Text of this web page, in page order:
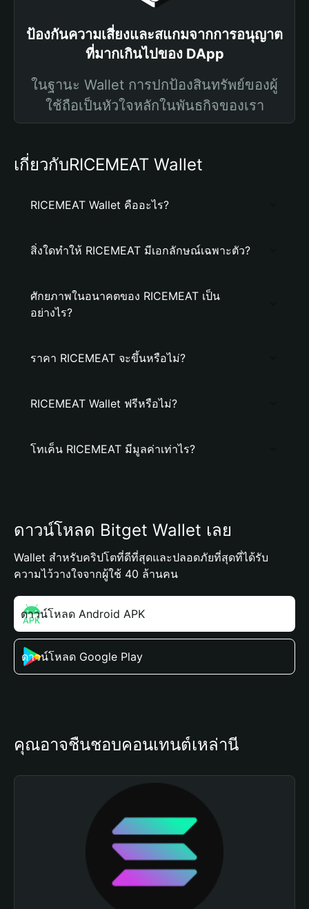
ป้องกันความเสี่ยงและสแกมจากการอนุญาต
ที่มากเกินไปของ DApp
ในฐานะ Wallet การปกป้องสินทรัพย์ของผู้
ใช้ถือเป็นหัวใจหลักในพันธกิจของเรา
เกี่ยวกับRICEMEAT Wallet
RICEMEAT Wallet คืออะไร?
สิ่งใดทำให้ RICEMEAT มีเอกลักษณ์เฉพาะตัว?
ศักยภาพในอนาคตของ RICEMEAT เป็น
อย่างไร?
ราคา RICEMEAT จะขึ้นหรือไม่?
RICEMEAT Wallet ฟรีหรือไม่?
โทเค็น RICEMEAT มีมูลค่าเท่าไร?
ดาวน์โหลด Bitget Wallet เลย
Wallet สำหรับคริปโตที่ดีที่สุดและปลอดภัยที่สุดที่ได้รับ
ความไว้วางใจจากผู้ใช้ 40 ล้านคน
ดาวน์โหลด Android APK
ดาวน์โหลด Google Play
คุณอาจชื่นชอบคอนเทนต์เหล่านี้